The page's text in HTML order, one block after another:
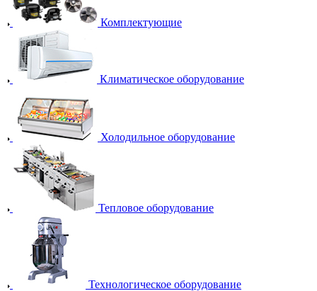
Комплектующие
Климатическое оборудование
Холодильное оборудование
Тепловое оборудование
Технологическое оборудование